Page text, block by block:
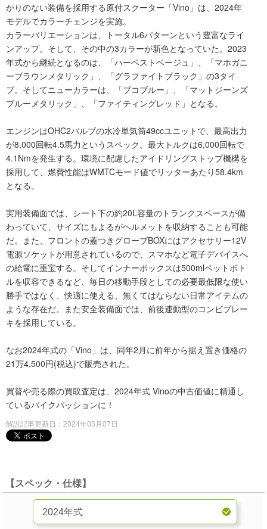
かりのない装備を採用する原付スクーター「Vino」は、2024年
モデルでカラーチェンジを実施。
カラーバリエーションは、トータル6パターンという豊富なライ
ンアップ。そして、その中の3カラーが新色となっていた。2023
年式から継続となるのは、「ハーベストベージュ」、「マホガニ
ーブラウンメタリック」、「グラファイトブラック」の3タイ
プ。そしてニューカラーは、「ブコブルー」、「マットジーンズ
ブルーメタリック」、「ファイティングレッド」となる。
エンジンはOHC2バルブの水冷単気筒49ccユニットで、最高出力
が8,000回転4.5馬力というスペック。最大トルクは6,000回転で
4.1Nmを発生する。環境に配慮したアイドリングストップ機構を
採用して、燃費性能はWMTCモード値でリッターあたり58.4km
となる。
実用装備面では、シート下の約20L容量のトランクスペースが備
わっていて、サイズにもよるがヘルメットを収納することも可能
だ。また、フロントの蓋つきグローブBOXにはアクセサリー12V
電源ソケットが用意されているので、スマホなど電子デバイスへ
の給電に重宝する。そしてインナーボックスは500mlペットボト
ルを収容できるなど、毎日の移動手段としての必要最低限な使い
勝手ではなく、快適に使える、無くてはならない日常アイテムの
ような存在だ。また安全装備面では、前後連動型のコンビブレー
キを採用している。
なお2024年式の「Vino」は、同年2月に前年から据え置き価格の
21万4,500円(税込)で販売された。
買替や売る際の買取査定は、2024年式 Vinoの中古価値に精通し
ているバイクパッションに！
解説記事更新日：2024年03月07日
【スペック・仕様】